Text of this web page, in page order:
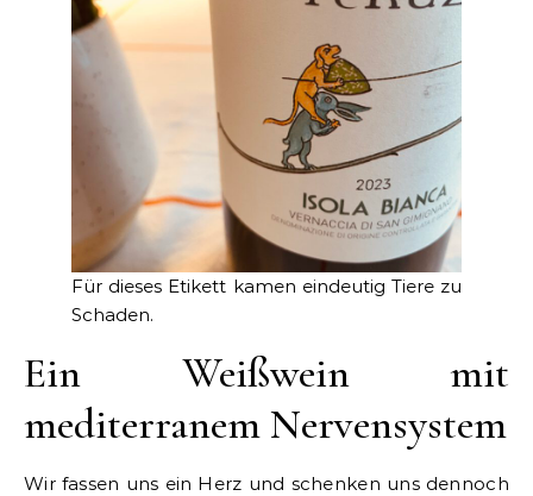
Für dieses Etikett kamen eindeutig Tiere zu
Schaden.
Ein Weißwein mit
mediterranem Nervensystem
Wir fassen uns ein Herz und schenken uns dennoch